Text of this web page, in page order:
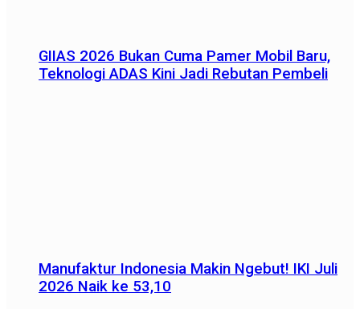
GIIAS 2026 Bukan Cuma Pamer Mobil Baru,
Teknologi ADAS Kini Jadi Rebutan Pembeli
Manufaktur Indonesia Makin Ngebut! IKI Juli
2026 Naik ke 53,10